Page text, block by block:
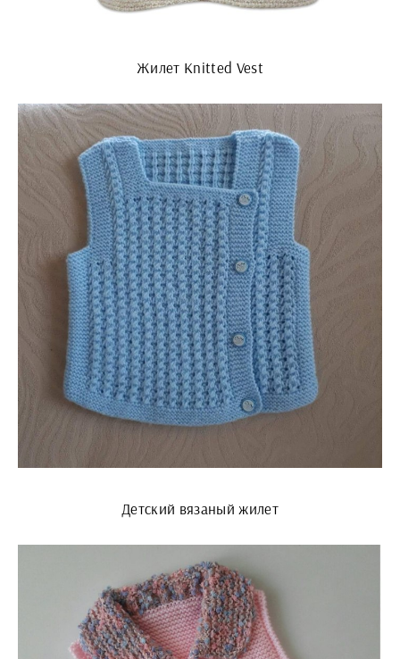
Жилет Knitted Vest
Детский вязаный жилет